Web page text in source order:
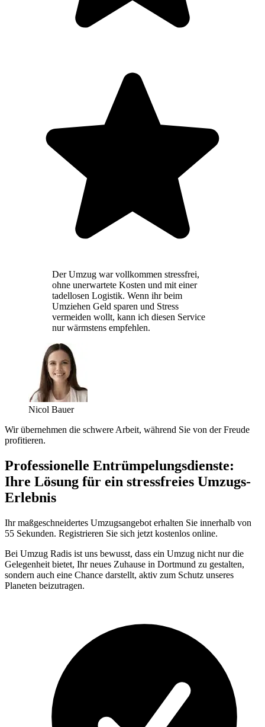
Der Umzug war vollkommen stressfrei,
ohne unerwartete Kosten und mit einer
tadellosen Logistik. Wenn ihr beim
Umziehen Geld sparen und Stress
vermeiden wollt, kann ich diesen Service
nur wärmstens empfehlen.
Nicol Bauer
Wir übernehmen die schwere Arbeit, während Sie von der Freude
profitieren.
Professionelle Entrümpelungsdienste:
Ihre Lösung für ein stressfreies Umzugs-
Erlebnis
Ihr maßgeschneidertes Umzugsangebot erhalten Sie innerhalb von
55 Sekunden. Registrieren Sie sich jetzt kostenlos online.
Bei Umzug Radis ist uns bewusst, dass ein Umzug nicht nur die
Gelegenheit bietet, Ihr neues Zuhause in Dortmund zu gestalten,
sondern auch eine Chance darstellt, aktiv zum Schutz unseres
Planeten beizutragen.